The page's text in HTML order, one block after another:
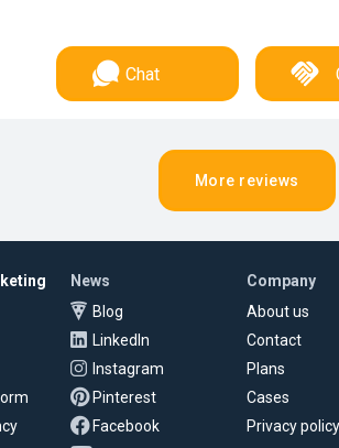
Chat
More reviews
News
Blog
LinkedIn
Instagram
Pinterest
Facebook
Company
About us
Contact
Plans
Cases
Privacy policy